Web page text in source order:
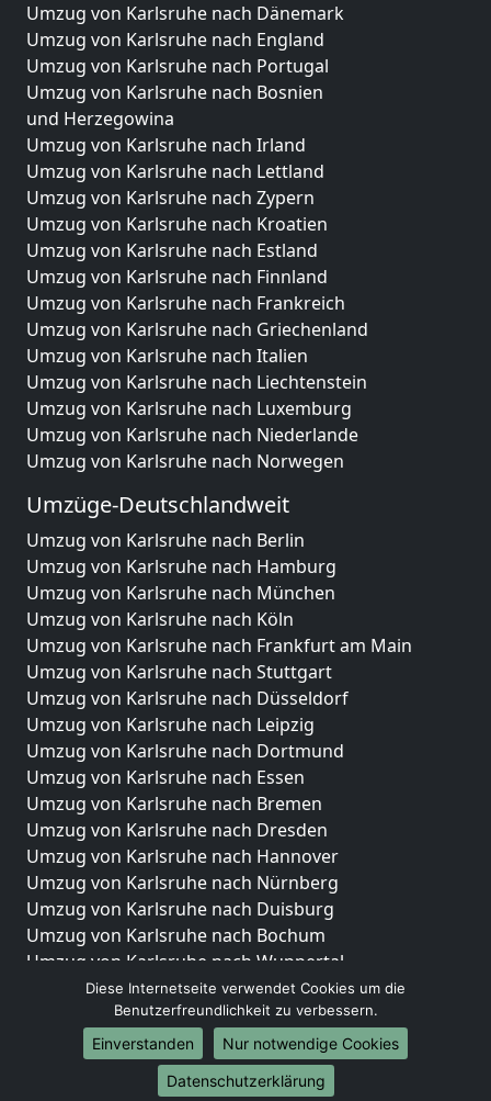
Umzug von Karlsruhe nach Dänemark
Umzug von Karlsruhe nach England
Umzug von Karlsruhe nach Portugal
Umzug von Karlsruhe nach Bosnien
und Herzegowina
Umzug von Karlsruhe nach Irland
Umzug von Karlsruhe nach Lettland
Umzug von Karlsruhe nach Zypern
Umzug von Karlsruhe nach Kroatien
Umzug von Karlsruhe nach Estland
Umzug von Karlsruhe nach Finnland
Umzug von Karlsruhe nach Frankreich
Umzug von Karlsruhe nach Griechenland
Umzug von Karlsruhe nach Italien
Umzug von Karlsruhe nach Liechtenstein
Umzug von Karlsruhe nach Luxemburg
Umzug von Karlsruhe nach Niederlande
Umzug von Karlsruhe nach Norwegen
Umzüge-Deutschlandweit
Umzug von Karlsruhe nach Berlin
Umzug von Karlsruhe nach Hamburg
Umzug von Karlsruhe nach München
Umzug von Karlsruhe nach Köln
Umzug von Karlsruhe nach Frankfurt am Main
Umzug von Karlsruhe nach Stuttgart
Umzug von Karlsruhe nach Düsseldorf
Umzug von Karlsruhe nach Leipzig
Umzug von Karlsruhe nach Dortmund
Umzug von Karlsruhe nach Essen
Umzug von Karlsruhe nach Bremen
Umzug von Karlsruhe nach Dresden
Umzug von Karlsruhe nach Hannover
Umzug von Karlsruhe nach Nürnberg
Umzug von Karlsruhe nach Duisburg
Umzug von Karlsruhe nach Bochum
Umzug von Karlsruhe nach Wuppertal
Umzug von Karlsruhe nach Bielefeld
Umzug von Karlsruhe nach Bonn
Umzug von Karlsruhe nach Münster
Internationale-Umzüge
Diese Internetseite verwendet Cookies um die
Benutzerfreundlichkeit zu verbessern.
Einverstanden
Nur notwendige Cookies
Datenschutzerklärung